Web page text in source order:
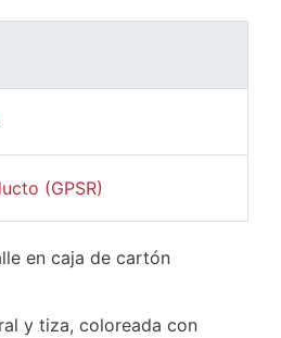
(GPSR)
en caja de cartón
y tiza, coloreada con